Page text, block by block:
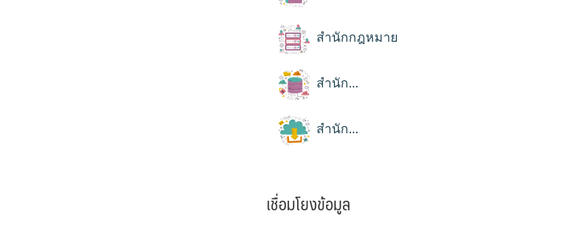
สำนักกฎหมาย
สำนัก...
สำนัก...
เชื่อมโยงข้อมูล